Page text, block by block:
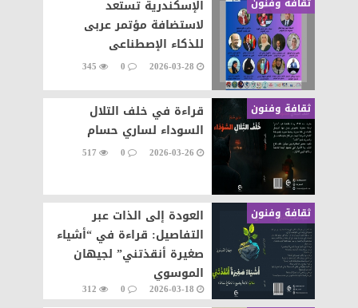
ثقافة وفنون
الإسكندرية تستعد
لاستضافة مؤتمر عربى
للذكاء الإصطناعى
2026-03-28
0
345
ثقافة وفنون
قراءة في خلف التلال
السوداء لساري حسام
2026-03-26
0
517
ثقافة وفنون
العودة إلى الذات عبر
التفاصيل: قراءة في “أشياء
صغيرة أنقذتني” لجيهان
الموسوي
2026-03-18
0
312